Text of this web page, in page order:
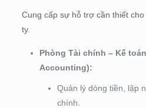
Cung cấp sự hỗ trợ cần thiết
ty.
Phòng Tài chính – Kế
Accounting):
Quản lý dòng tiền, lập
chính.